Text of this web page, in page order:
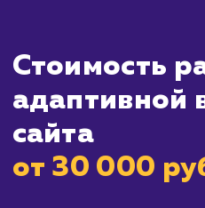
десктопы), вам
адаптивная вёрстка.
Организациям
Разработка
более затратной,